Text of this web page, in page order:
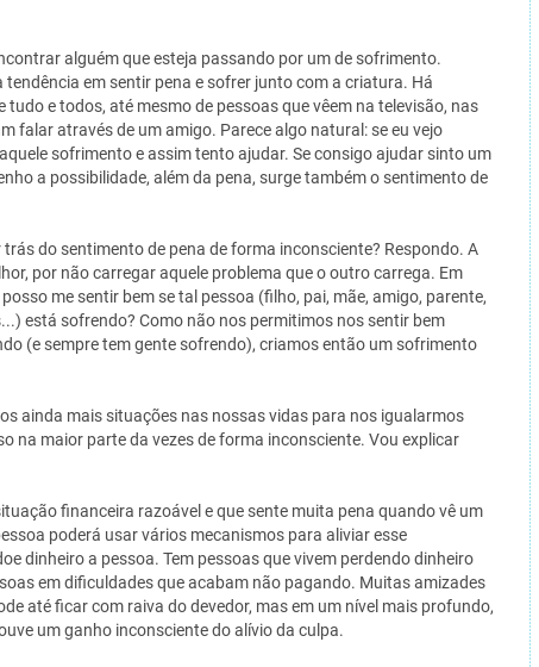
alguém que esteja passando por um de sofrimento.
em sentir pena e sofrer junto com a criatura. Há
tudo e todos, até mesmo de pessoas que vêem na televisão, nas
falar através de um amigo. Parece algo natural: se eu vejo
sofrimento e assim tento ajudar. Se consigo ajudar sinto um
a possibilidade, além da pena, surge também o sentimento de
do sentimento de pena de forma inconsciente? Respondo. A
por não carregar aquele problema que o outro carrega. Em
me sentir bem se tal pessoa (filho, pai, mãe, amigo, parente,
está sofrendo? Como não nos permitimos nos sentir bem
(e sempre tem gente sofrendo), criamos então um sofrimento
ainda mais situações nas nossas vidas para nos igualarmos
na maior parte da vezes de forma inconsciente. Vou explicar
financeira razoável e que sente muita pena quando vê um
poderá usar vários mecanismos para aliviar esse
dinheiro a pessoa. Tem pessoas que vivem perdendo dinheiro
em dificuldades que acabam não pagando. Muitas amizades
até ficar com raiva do devedor, mas em um nível mais profundo,
um ganho inconsciente do alívio da culpa.